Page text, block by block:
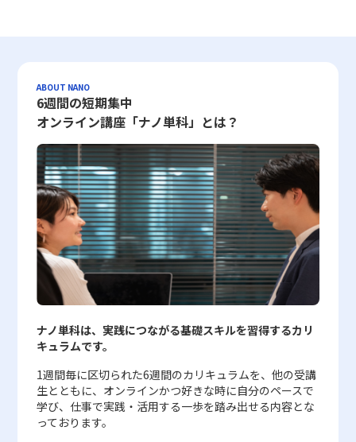
す。各選択肢を視覚的に整理し、数値や確率によって評価すること
で、従来の感覚に頼った判断から脱却し、客観的な判断基準を確立
することができます。また、プロジェクトマネジメントや業務プロ
ツリーの活用は効果を発揮しやすいと言えます。 一方で、デシジ
ョンツリーの運用には、評価項目の選定や詳細すぎる分岐設定によ
る複雑化、さらには関係者との認識共有の不足など、いくつかのリ
スクが伴います。これらの点を十分に理解し、適切なバランスを保
ちながら運用することで、より効果的な意思決定プロセスを実現す
ることが可能となります。また、最新のクラウドツールを積極的に
活用することで、デシジョンツリーの構築や運用にかかる手間を削
減し、現場レベルでの迅速かつ柔軟な対応を可能とする環境が整い
つつあります。 最終的に、デシジョンツリーはただの図表ではな
く、戦略的判断を支える一つのフレームワークとして、業務改善や
る位置を築いています。20代というキャリア初期の段階から、こ
のような体系的な手法を習得し実践することは、将来的な意思決定
力の向上や、組織全体の競争力強化に直結する重要なスキルとなる
でしょう。今後も業務環境や市場が急速に変動する中で、定量的か
つ論理的なアプローチはますます求められることから、デシジョン
ツリーの知識と技術の深化は、現代ビジネスマンにとって避けては
った点を確認することによって、度数分布の結果が現実を正しく反
映しているかどうかの判断材料としなければなりません。したがっ
て、度数分布表の作成にあたっては、データの前処理やクリーニン
る際には、総合的な視点から分析の信頼性を確保することが求めら
れます。 まとめ 度数分布は、単なる数値の羅列からデータの全体
像を把握するための有力なツールとして、統計分析やマーケティン
グリサーチを行う現代のビジネスシーンにおいて欠かせない手法で
す。本記事では、度数分布がどのような概念であり、どのように構
築されるかについて、階級、階級値、度数、累積度数、相対度数、
累積相対度数といった各用語を具体例とともに解説しました。ま
た、データから平均値、中央値、最頻値を求める方法についても言
及し、どの指標がどのような状況下で有効であるかについて理解を
深めていただけたものと思います。さらに、ExcelやGoogleスプレ
やCOUNTIF、COUNTIFS関数を通じた実践的な技法についても解説
し、視覚的にヒストグラムを生成するプロセスを紹介しました。
今後、ビジネスの現場において、ビッグデータやAI技術を駆使した
データ分析への需要がさらに高まる中、度数分布の理解とその活用
法は、データに基づく合理的な意思決定を支える重要なスキルとし
て位置付けられるでしょう。統計解析の基本となる度数分布の知識
に捉え、持続可能な成長戦略を構築するための一助として、これら
の指標を効果的に活用することが期待されます。以上の内容を踏ま
え、CAGRおよびCMGRの仕組みと注意点をしっかりと理解し、実
務に反映させることで、より精緻な経営分析や投資判断が可能とな
るでしょう。
基準は、多岐にわたるポイントから構成されており、メールに関す
るレピュテーション評価では、送信元IPアドレス、メール本文や添
付ファイルの安全性、過去のスパム行為の履歴、さらにはブラック
しては、公開コンテンツの質、更新頻度、利用者からの評価、第三
者機関の認証など、複数のデータポイントが組み合わさり、総合的
に信頼性が算出されます。こうした体系的な評価は、企業のセキュ
リティ対策担当者にとって、リスクの高い通信やコンテンツを早期
に検知し対処するための強力なツールとなっています。 セキュリ
ティ分野のレピュテーションを利用するメリット レピュテーショ
ン技術を導入することにより、企業は多岐にわたるセキュリティリ
スクに対抗するための有効な手段を得ることができます。特に、ス
パムメールやフィッシングサイト等の外部からの脅威に対しては、
従来のブラックリスト方式よりも柔軟かつ精密な判断が可能とな
強みです。また、システムの自動監視機能により、管理者は日々の
運用負荷を大幅に軽減でき、結果としてサーバーリソースの有効活
用にもつながります。 企業ネットワークにおいては、セキュリテ
ィレピュテーションを用いることで、次のような具体的なメリット
が得られます。まず第一に、広範なセキュリティ脅威に対して、リ
アルタイムで信頼性の低い通信を排除できるため、システム全体の
未来のストレスが増加しない」と信じる認知が、先延ばし行動の抑
制に寄与する可能性を示唆しています。さらに、先延ばし行動は、
幸福感の低下やストレスの増大、健康の損耗、さらには学業成績や
研究の意義は非常に高いといえます。加えて、本研究が採用した新
たな指標は、従来の研究における時間観の考察を一段と深化させ、
個々人の時間に対する認識と行動パターンの関係性を定量的に分析
するための有効な手段として期待されています。また、研究助成と
してJST【CREST】およびJST【ムーンショット型研究開発事業】
の支援を受けたことから、この研究は日本国内外の先延ばし行動に
関する理解を深め、精神的な豊かさや生産性の向上に貢献すること
が期待されています。 先延ばし癖の改善に向けた注意点と課題 先
延ばし癖の改善のためには、楽観的な未来観をどのように実生活に
適用するかという点が重要な検討課題として浮上します。本研究に
ことはない」との認識を持つことは、深刻な先延ばし癖の低減と密
接に関連していますが、単に楽観的に考えるだけでは十分な対策と
はなりません。まず、実務や学問においては、楽観的な認知と現実
的な状況判断とのバランスを保つことが求められます。過度な楽観
主義は、リスクや問題の先送り、さらには計画不全といった逆効果
を招く可能性があるため、現状認識と未来予測に基づく合理的な意
力、チームワーク、モチベーションの高さ、顧客満足度の背景にあ
る要因など、言葉や文章、インタビューの内容として表現されるデ
ータが該当します。このような評価は、企業風土や社員の成長、サ
ービスの改善などに役立つ情報を補完するために重要とされ、また
数値化して判断しきれない経営判断のサポートを行います。 定量
的評価の特徴とそのメリット・デメリット 定量的評価は、評価対
象を数値として表すため、誰にでも理解しやすく、客観的な判断を
下すことが可能です。具体的な例としては、売上向上や契約数の増
加など、定められた数値目標に対して成果がはっきりと把握できる
点が挙げられます。このアプローチの主なメリットには、以下の点
が含まれます。・数値化されたデータによって、評価結果が全員に
とって明確であること・分析結果をグラフなどで可視化することに
より、客観的な説明が可能となること・達成度が絶対的な数値で示
されるため、公平性が保たれやすいこと しかしながら、定量的評
されるため、業務過程での努力や工夫、社員個々の成長過程が評価
に反映されにくく、場合によっては過度な成果主義やノルマ意識を
助長する恐れがあります。また、単なる数字だけでは状況の背景や
プロセスが把握できないため、評価結果に対して社員から不満やス
トレスが生じるケースも少なくありません。したがって、定量的評
価を導入する際には、達成数値を明確に設定すると同時に、業務全
ABOUT NANO
6週間の短期集中
オンライン講座「ナノ単科」とは？
ナノ単科は、実践につながる基礎スキルを習得するカリ
キュラムです。
1週間毎に区切られた6週間のカリキュラムを、他の受講
生とともに、オンラインかつ好きな時に自分のペースで
学び、仕事で実践・活用する一歩を踏み出せる内容とな
っております。